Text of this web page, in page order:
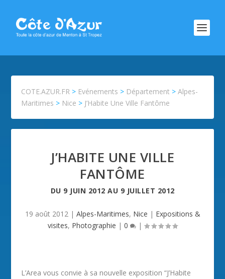
COTE.AZUR.FR > Evénements > Département >Alpes-
Maritimes > Nice > J’Habite Une Ville Fantôme
J’HABITE UNE VILLE
FANTÔME
DU 9 JUIN 2012 AU 9 JUILLET 2012
19 août 2012| Alpes-Maritimes, Nice | Expositions &
visites, Photographie | 0 |
L’Area vous convie à sa nouvelle exposition “J’Habite